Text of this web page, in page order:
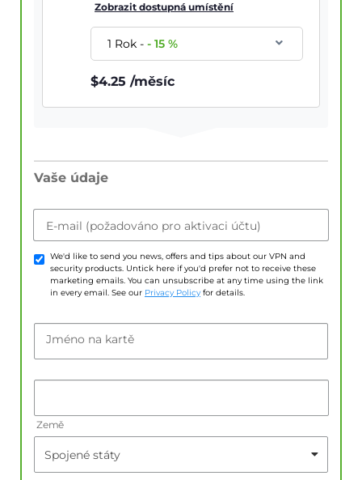
Zobrazit dostupná umístění
1 Rok--15 %
$4.25 /měsíc
Vaše údaje
E-mail (požadováno pro aktivaci účtu)
We'd like to send you news, offers and tips about our VPN and
security products. Untick here if you'd prefer not to receive these
marketing emails. You can unsubscribe at any time using the link
in every email. See our Privacy Policy for details.
Jméno na kartě
Země